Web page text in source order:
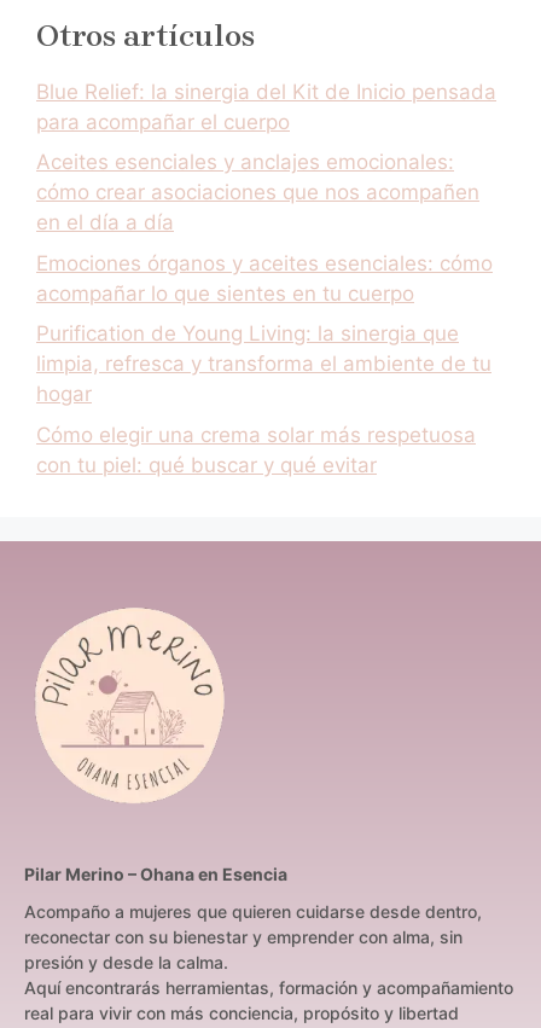
Otros artículos
Blue Relief: la sinergia del Kit de Inicio pensada
para acompañar el cuerpo
Aceites esenciales y anclajes emocionales:
cómo crear asociaciones que nos acompañen
en el día a día
Emociones órganos y aceites esenciales: cómo
acompañar lo que sientes en tu cuerpo
Purification de Young Living: la sinergia que
limpia, refresca y transforma el ambiente de tu
hogar
Cómo elegir una crema solar más respetuosa
con tu piel: qué buscar y qué evitar
Pilar Merino – Ohana en Esencia
Acompaño a mujeres que quieren cuidarse desde dentro,
reconectar con su bienestar y emprender con alma, sin
presión y desde la calma.
Aquí encontrarás herramientas, formación y acompañamiento
real para vivir con más conciencia, propósito y libertad